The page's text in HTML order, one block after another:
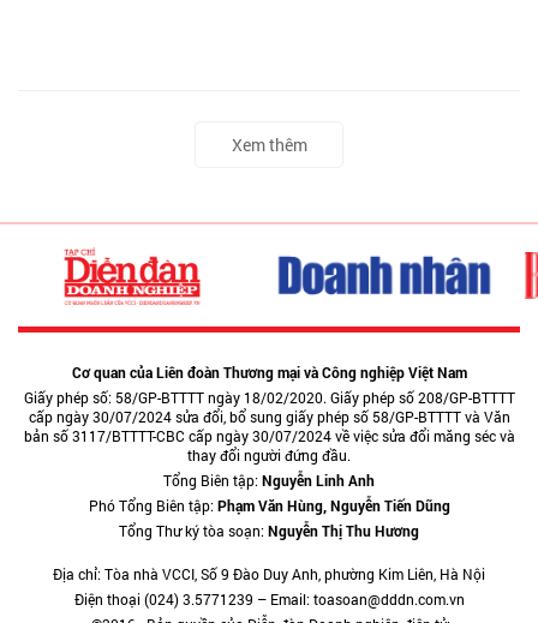
Xem thêm
Cơ quan của Liên đoàn Thương mại và Công nghiệp Việt Nam
Giấy phép số: 58/GP-BTTTT ngày 18/02/2020. Giấy phép số 208/GP-BTTTT
cấp ngày 30/07/2024 sửa đổi, bổ sung giấy phép số 58/GP-BTTTT và Văn
bản số 3117/BTTTT-CBC cấp ngày 30/07/2024 về việc sửa đổi măng séc và
thay đổi người đứng đầu.
Tổng Biên tập:Nguyễn Linh Anh
Phó Tổng Biên tập:Phạm Văn Hùng, Nguyễn Tiến Dũng
Tổng Thư ký tòa soạn:Nguyễn Thị Thu Hương
Địa chỉ: Tòa nhà VCCI, Số 9 Đào Duy Anh, phường Kim Liên, Hà Nội
Điện thoại (024) 3.5771239 – Email: toasoan@dddn.com.vn